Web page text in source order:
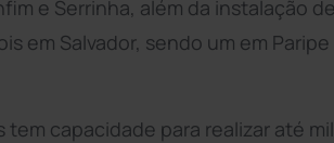
e Serrinha, além da instalação
em Salvador, sendo um em
capacidade para realizar até